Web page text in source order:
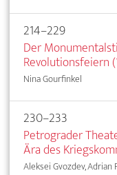
214–229
Der
Revolutionsfeiern
Nina Gourfinkel
230–233
Petrograder
Ära des
Aleksei Gvozdev, Adrian